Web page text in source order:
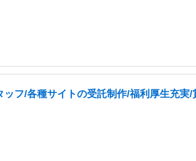
フ/各種サイトの受託制作/福利厚生充実